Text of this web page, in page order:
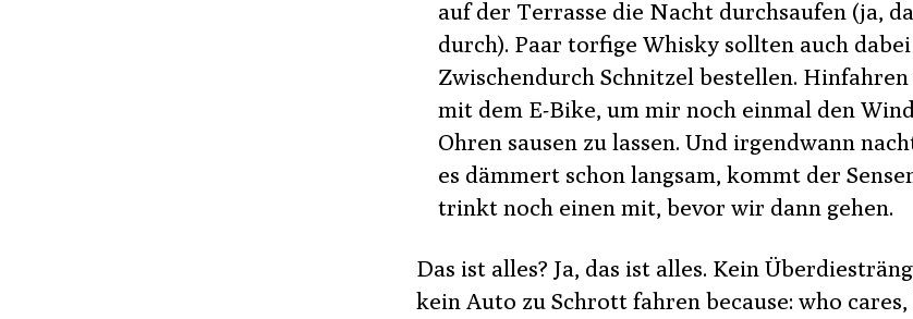
auf der Terrasse die Nacht durchsaufen (ja,
durch). Paar torfige Whisky sollten auch dabei
Zwischendurch Schnitzel bestellen.
mit dem E-Bike, um mir noch einmal den
Ohren sausen zu lassen. Und irgendwann
es dämmert schon langsam, kommt der
trinkt noch einen mit, bevor wir dann gehen.
Das ist alles? Ja, das ist alles. Kein
kein Auto zu Schrott fahren because: who